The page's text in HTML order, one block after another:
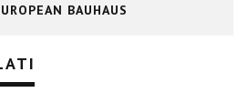
BAUHAUS